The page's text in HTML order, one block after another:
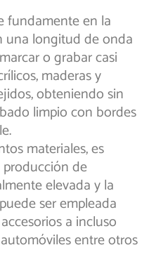
fundamente en la
una longitud de onda
o grabar casi
maderas y
obteniendo sin
limpio con bordes
materiales, es
de
elevada y la
puede ser empleada
a incluso
entre otros